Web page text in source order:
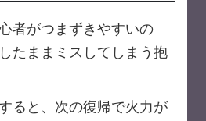
者がつまずきやすいの
たままミスしてしまう抱
ると、次の復帰で火力が